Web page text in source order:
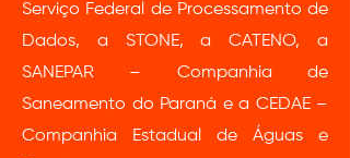
Serviço Federal de Processamento de
Dados, a STONE, a CATENO, a
SANEPAR – Companhia de
Saneamento do Paraná e a CEDAE –
Companhia Estadual de Águas e